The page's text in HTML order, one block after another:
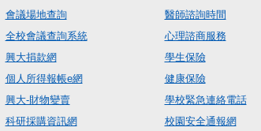
會議場地查詢
全校會議查詢系統
興大捐款網
個人所得報帳e網
興大-財物變賣
科研採購資訊網
醫師諮詢時間
心理諮商服務
學生保險
健康保險
學校緊急連絡電話
校園安全通報網